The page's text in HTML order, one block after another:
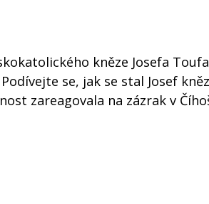
kněze Josefa
se, jak se stal Josef
zareagovala na zázrak v